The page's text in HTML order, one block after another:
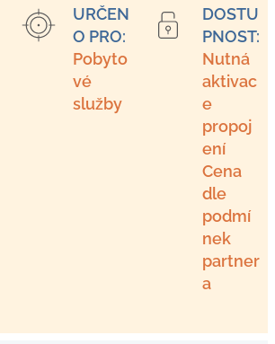
URČEN
O PRO:
Pobyto
vé
služby
DOSTU
PNOST:
Nutná
aktivac
e
propoj
ení
Cena
dle
podmí
nek
partner
a